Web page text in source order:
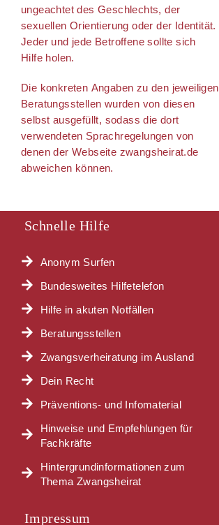
ungeachtet des Geschlechts, der
sexuellen Orientierung oder der Identität.
Jeder und jede Betroffene sollte sich
Hilfe holen.
Die konkreten Angaben zu den jeweiligen
Beratungsstellen wurden von diesen
selbst ausgefüllt, sodass die dort
verwendeten Sprachregelungen von
denen der Webseite zwangsheirat.de
abweichen können.
Schnelle Hilfe
Anonym Surfen
Bundesweites Hilfetelefon
Hilfe in akuten Notfällen
Beratungsstellen
Zwangsverheiratung im Ausland
Dein Recht
Präventions- und Infomaterial
Hinweise und Empfehlungen für
Fachkräfte
Hintergrundinformationen zum
Thema Zwangsheirat
Impressum